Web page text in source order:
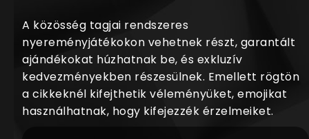
A közösség tagjai rendszeres
nyereményjátékokon vehetnek részt, garantált
ajándékokat húzhatnak be, és exkluzív
kedvezményekben részesülnek. Emellett rögtön
a cikkeknél kifejthetik véleményüket, emojikat
használhatnak, hogy kifejezzék érzelmeiket.